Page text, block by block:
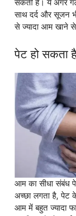
सकती है। ये अगर
साथ दर्द और सूजन
से ज्यादा आम खाने
पेट हो सकता
आम का सीधा संबंध
अच्छा लगता है, पेट
आम में बहुत ज्यादा